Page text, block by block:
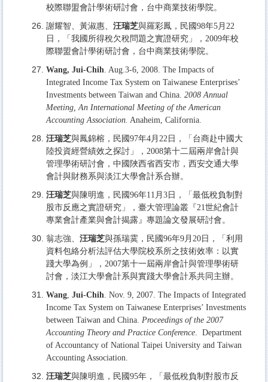
校際聯盟會計學術研討會，台中商業技術學院。
謝耀智、黃淑惠、 汪瑞芝與羅彩鳳，民國98年5月22
日，「我國所得稅欠稅問題之實證研究」，2009年校
際聯盟會計學術研討會，台中商業技術學院。
Wang, Jui-Chih. Aug.3-6, 2008. The Impacts of
Integrated Income Tax System on Taiwanese Enterprises’
Investments between Taiwan and China. 2008 Annual
Meeting, An International Meeting of the American
Accounting Association. Anaheim, California.
汪瑞芝與鳳錦榕，民國97年4月22日，「台商赴中國大
陸投資經營績效之探討」，2008第十二屆兩岸會計與
管理學術研討會，中國陜西省西安市，西安交通大學
會計與財務系與淡江大學會計系合辦。
汪瑞芝與陳明進，民國96年11月3日，「最低稅負制對
股市反應之實證研究」，臺大管理論叢『21世紀會計
專業會計產業與會計揭露』專題論文發展研討會。
翁志強、 汪瑞芝與孫瑞霙，民國96年9月20日，「利用
資料包絡分析法評估大學院校系所之技術效率：以實
踐大學為例」，2007第十一屆兩岸會計與管理學術研
討會，淡江大學會計系與實踐大學會計系共同主辦。
Wang, Jui-Chih. Nov. 9, 2007. The Impacts of Integrated
Income Tax System on Taiwanese Enterprises’ Investments
between Taiwan and China. Proceedings of the 2007
Accounting Theory and Practice Conference. Department
of Accountancy of National Taipei University and Taiwan
Accounting Association.
汪瑞芝與陳明進，民國95年，「最低稅負制對股市反